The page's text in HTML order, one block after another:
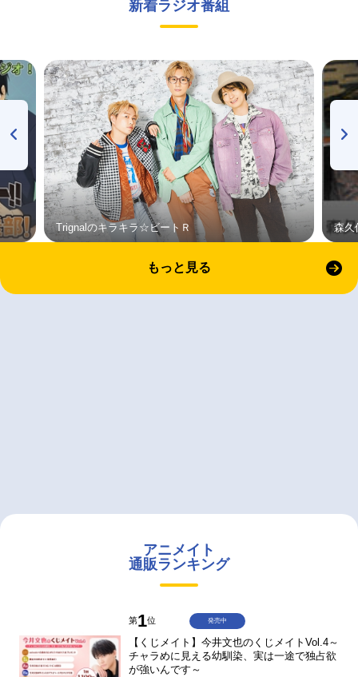
新着ラジオ番組
Trignalのキラキラ☆ビートＲ 森久
もっと見る
アニメイト
通販ランキング
第1位
【くじメイト】今井文也のくじメイトVol.4～
チャラめに見える幼馴染、実は一途で独占欲
が強いんです～
発売中